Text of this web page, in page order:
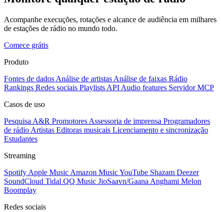
Acompanhe execuções, rotações e alcance de audiência em milhares
de estações de rádio no mundo todo.
Comece grátis
Produto
Fontes de dados Análise de artistas Análise de faixas Rádio
Rankings Redes sociais Playlists API Audio features Servidor MCP
Casos de uso
Pesquisa A&R Promotores Assessoria de imprensa Programadores
de rádio Artistas Editoras musicais Licenciamento e sincronização
Estudantes
Streaming
Spotify Apple Music Amazon MusicYouTube Shazam Deezer
SoundCloud Tidal QQ Music JioSaavn/Gaana Anghami Melon
Boomplay
Redes sociais